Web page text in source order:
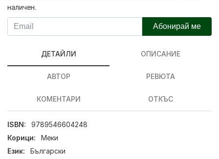
наличен.
Абонирай ме
ДЕТАЙЛИ ОПИСАНИЕ
АВТОР РЕВЮТА
КОМЕНТАРИ ОТКЪС
ISBN:
9789546604248
Корици:
Меки
Език:
Български